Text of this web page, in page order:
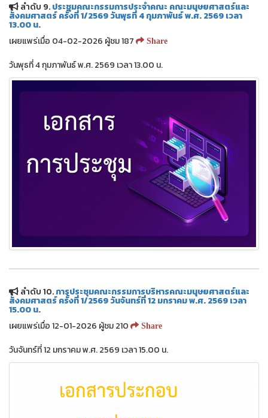
ลำดับ 9.ประชุมคณะกรรมการประจำคณะ คณะมนุษยศาสตร์และ
สังคมศาสตร์ ครั้งที่ 1/2569 วันพุธที่ 4 กุมภาพันธ์ พ.ศ. 2569 เวลา
13.00 น.
เผยแพร่เมื่อ 04-02-2026 ผู้ชม 187
Share
วันพุธที่ 4 กุมภาพันธ์ พ.ศ. 2569 เวลา 13.00 น.
ลำดับ 10.การประชุมคณะกรรมการบริหารคณะมนุษยศาสตร์และ
สังคมศาสตร์ ครั้งที่ 1/2569 วันจันทร์ที่ 12 มกราคม พ.ศ. 2569 เวลา
15.00 น.
เผยแพร่เมื่อ 12-01-2026 ผู้ชม 210
Share
วันจันทร์ที่ 12 มกราคม พ.ศ. 2569 เวลา 15.00 น.